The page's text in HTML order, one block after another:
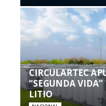
CIRCULARTEC
“SEGUNDA
LITIO